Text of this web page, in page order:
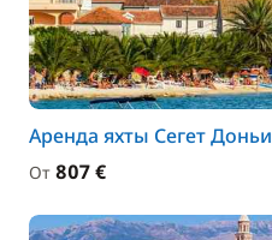
Аренда яхты Сегет Доньи
От 807 €